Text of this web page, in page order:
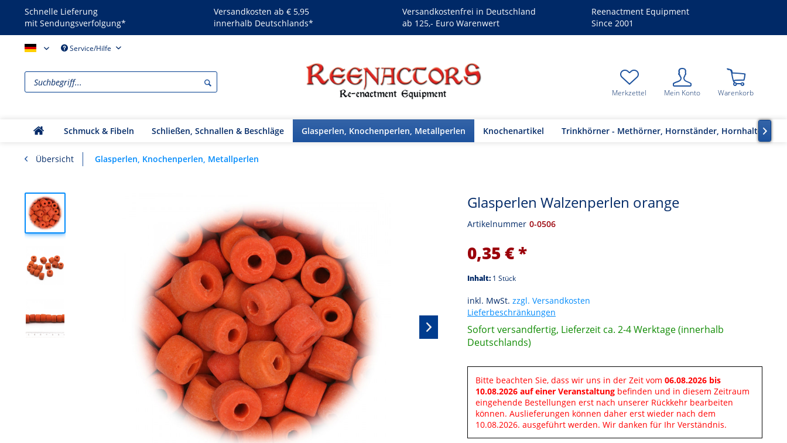
Schnelle Lieferung
mit Sendungsverfolgung*
Versandkosten ab € 5,95
innerhalb Deutschlands*
Versandkostenfrei in Deutschland
ab 125,- Euro Warenwert
Reenactment Equipment
Since 2001
Reenactors - DEService/Hilfe
Merkzettel Mein Konto Warenkorb
Schmuck & Fibeln Schließen, Schnallen & Beschläge Glasperlen, Knochenperlen, Metallperlen Knochenartikel Trinkhörner - Methörner, Hornständer, Hornhalter
Übersicht Glasperlen, Knochenperlen, Metallperlen
Glasperlen Walzenperlen orange
Artikelnummer 0-0506
0,35 € *
Inhalt: 1 Stück
inkl. MwSt. zzgl. Versandkosten
Lieferbeschränkungen
Sofort versandfertig, Lieferzeit ca. 2-4 Werktage (innerhalb
Deutschlands)
Bitte beachten Sie, dass wir uns in der Zeit vom 06.08.2026 bis
10.08.2026 auf einer Veranstaltung befinden und in diesem Zeitraum
eingehende Bestellungen erst nach unserer Rückkehr bearbeiten
können. Auslieferungen können daher erst wieder nach dem
10.08.2026. ausgeführt werden. Wir danken für Ihr Verständnis.